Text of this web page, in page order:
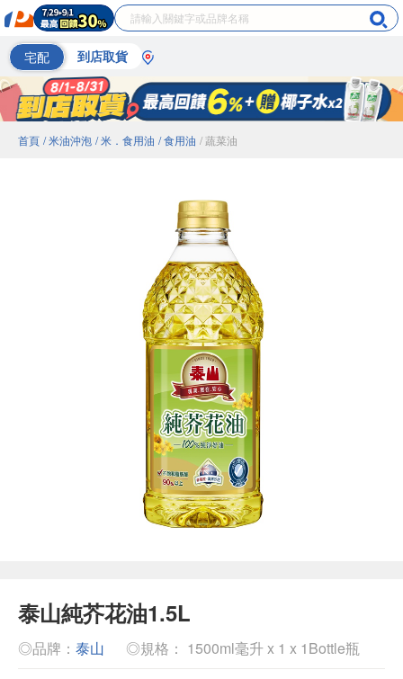
宅配 到店取貨
首頁 / 米油沖泡 / 米．食用油 / 食用油 / 蔬菜油
泰山純芥花油1.5L
◎品牌： 泰山 ◎規格： 1500ml毫升 x 1 x 1Bottle瓶